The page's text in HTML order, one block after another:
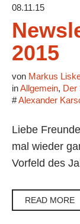
08.11.15
2015
von Markus
inAllgemein, Der
#Alexander
Liebe
mal wieder
Vorfeld des
READ MORE